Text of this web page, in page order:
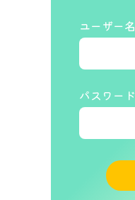
ユーザー名
パスワード